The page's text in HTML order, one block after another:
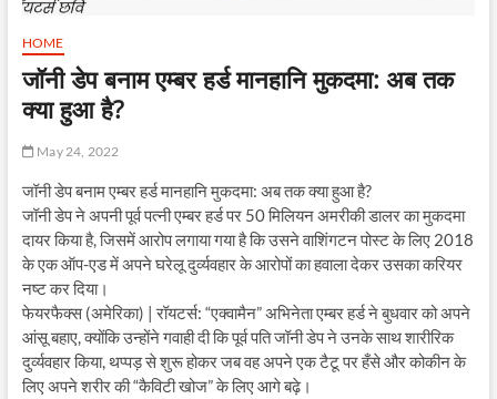
HOME
जॉनी डेप बनाम एम्बर हर्ड मानहानि मुकदमा: अब तक
क्या हुआ है?
May 24, 2022
जॉनी डेप बनाम एम्बर हर्ड मानहानि मुकदमा: अब तक क्या हुआ है?
जॉनी डेप ने अपनी पूर्व पत्नी एम्बर हर्ड पर 50 मिलियन अमरीकी डालर का मुकदमा
दायर किया है, जिसमें आरोप लगाया गया है कि उसने वाशिंगटन पोस्ट के लिए 2018
के एक ऑप-एड में अपने घरेलू दुर्व्यवहार के आरोपों का हवाला देकर उसका करियर
नष्ट कर दिया।
फेयरफैक्स (अमेरिका) | रॉयटर्स: “एक्वामैन” अभिनेता एम्बर हर्ड ने बुधवार को अपने
आंसू बहाए, क्योंकि उन्होंने गवाही दी कि पूर्व पति जॉनी डेप ने उनके साथ शारीरिक
दुर्व्यवहार किया, थप्पड़ से शुरू होकर जब वह अपने एक टैटू पर हँसे और कोकीन के
लिए अपने शरीर की “कैविटी खोज” के लिए आगे बढ़े।